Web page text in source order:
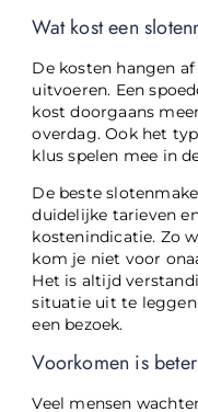
Wat kost een
De kosten hangen
uitvoeren. Een
kost doorgaans
overdag. Ook het
klus spelen mee in
De beste
duidelijke tarieven
kostenindicatie. Zo
kom je niet voor
Het is altijd
situatie uit te
een bezoek.
Voorkomen is
Veel mensen